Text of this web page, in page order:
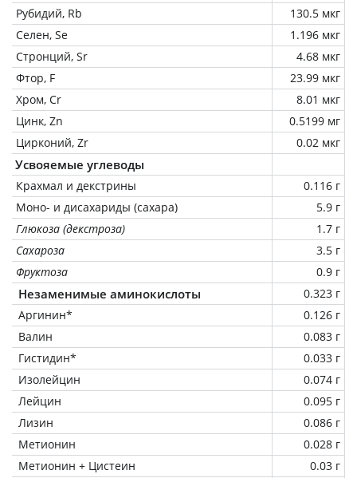
Рубидий, Rb
130.5 мкг
Селен, Se
1.196 мкг
Стронций, Sr
4.68 мкг
Фтор, F
23.99 мкг
Хром, Cr
8.01 мкг
Цинк, Zn
0.5199 мг
Цирконий, Zr
0.02 мкг
Усвояемые углеводы
Крахмал и декстрины
0.116 г
Моно- и дисахариды (сахара)
5.9 г
Глюкоза (декстроза)
1.7 г
Сахароза
3.5 г
Фруктоза
0.9 г
Незаменимые аминокислоты
0.323 г
Аргинин*
0.126 г
Валин
0.083 г
Гистидин*
0.033 г
Изолейцин
0.074 г
Лейцин
0.095 г
Лизин
0.086 г
Метионин
0.028 г
Метионин + Цистеин
0.03 г